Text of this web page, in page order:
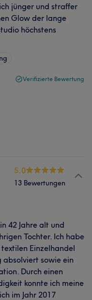
jünger und straffer
Glow der lange
höchstens
Verifizierte Bewertung
5.0
13 Bewertungen
42 Jahre alt und
Tochter. Ich habe
Einzelhandel
sowie ein
Durch einen
konnte ich meine
im Jahr 2017